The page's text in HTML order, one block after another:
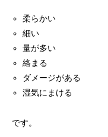
柔らかい
細い
量が多い
絡まる
ダメージがある
湿気にまける
です。